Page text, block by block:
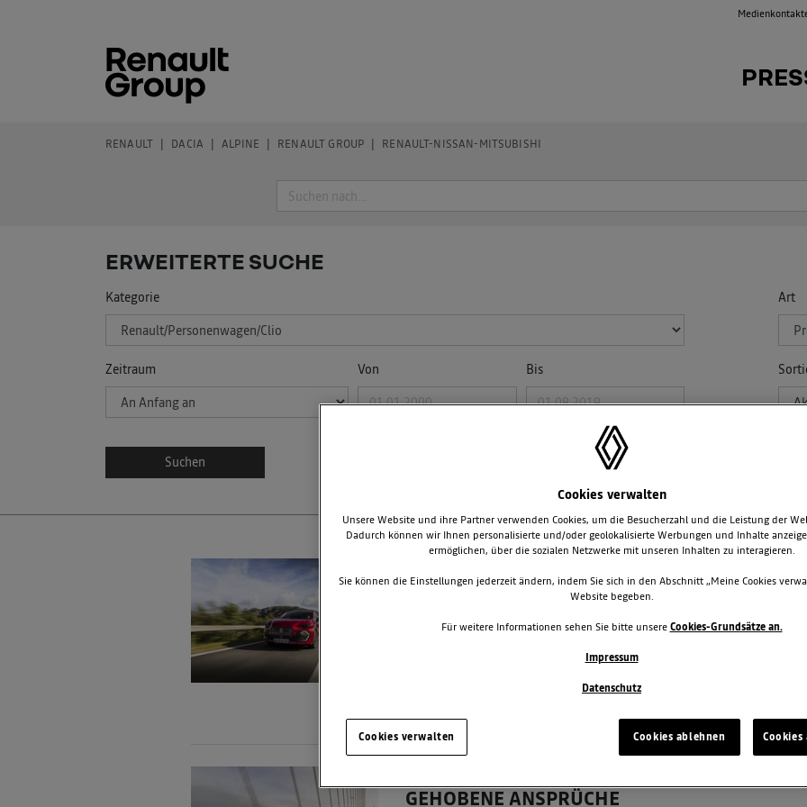
RENAULT DACIA ALPINE RENAULT GROUP RENAULT-NISSAN-MITSUBISHI
Suche
ERWEITERTE SUCHE
Kategorie Art
Zeitraum Von Bis
Suchen
RENAULT CLIO E TECH HYBRID MACHT DIE
Starker Marktstart: Der neue Renault Clio E Tech Hybrid trifft in
Hochwertige Ausstattungen dominieren: Über 75 Prozent der
Techno oder Esprit Alpine
Farbvielfalt gefragt: Neue Lackierungen wie Absolut-Rot und
Beliebtestes Renault Modell: Der neue Clio ist aktuell das
22. Mai 2026
PRESSEKIT: DER NEUE RENAULT CLIO - EIN
GEHOBENE ANSPRÜCHE
Cookies verwalten
Unsere Website und ihre Partner verwenden Cookies, um die Besucherzahl und die Leistung der
Dadurch können wir Ihnen personalisierte und/oder geolokalisierte Werbungen und Inhalte
ermöglichen, über die sozialen Netzwerke mit unseren Inhalten zu interagieren.
Sie können die Einstellungen jederzeit ändern, indem Sie sich in den Abschnitt „Meine Cookies
Website begeben.
Für weitere Informationen sehen Sie bitte unsereCookies-Grundsätze an.
Impressum
Datenschutz
Cookies verwalten Cookies ablehnen Cookies